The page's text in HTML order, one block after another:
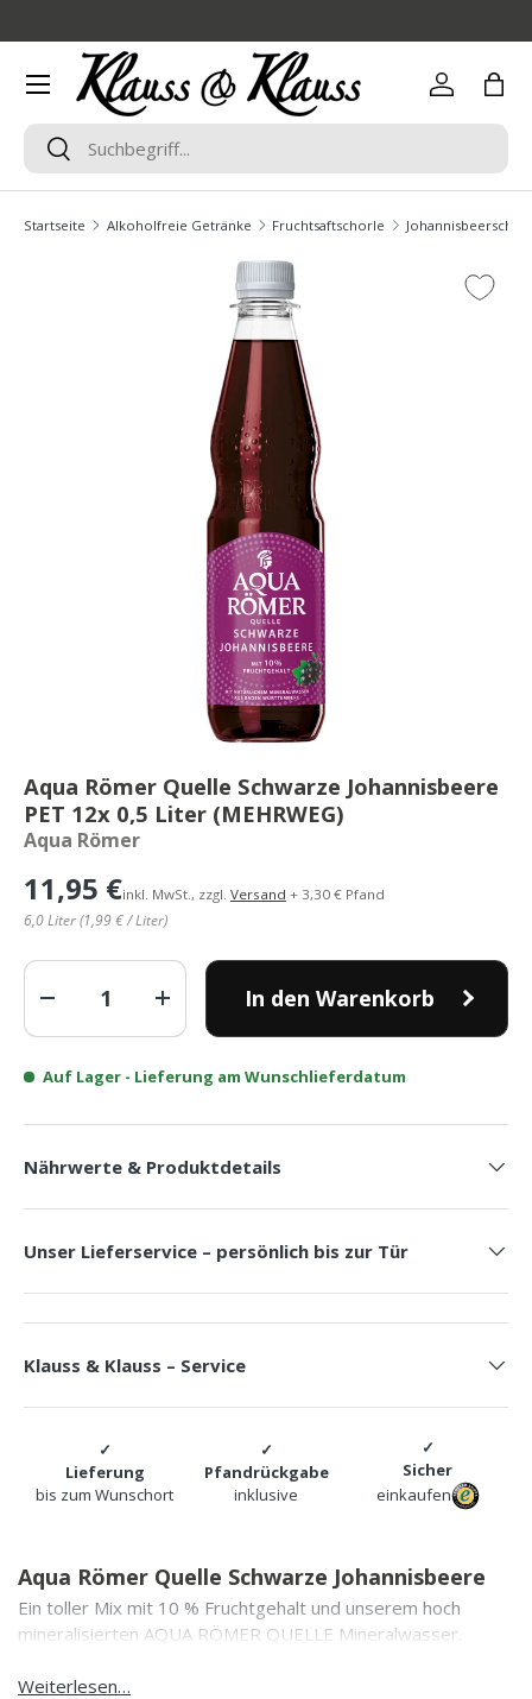
Direkt zum Inhalt
Suchen
Suchen
Einloggen
Menü
Startseite Alkoholfreie Getränke Fruchtsaftschorle
Aqua Römer Quelle Schwarze Johannisbeere
PET 12x 0,5 Liter (MEHRWEG)
Aqua Römer
11,95 €
6,0 Liter (1,99 € / Liter)
inkl. MwSt., zzgl. Versand + 3,30 € Pfand
Anzahl
-
+ In den Warenkorb
Auf Lager - Lieferung am Wunschlieferdatum
Nährwerte & Produktdetails
Unser Lieferservice – persönlich bis zur Tür
Klauss & Klauss – Service
Lieferung
bis zum Wunschort
Pfandrückgabe
inklusive
Sicher
einkaufen
Aqua Römer Quelle Schwarze Johannisbeere
Ein toller Mix mit 10 % Fruchtgehalt und unserem hoch
mineralisierten AQUA RÖMER QUELLE Mineralwasser.
Weiterlesen…